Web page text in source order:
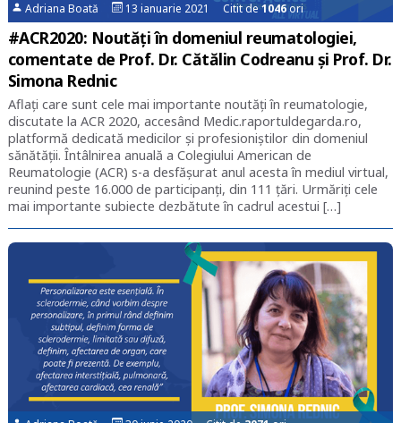
Adriana Boată 13 ianuarie 2021 Citit de1046ori
#ACR2020: Noutăți în domeniul reumatologiei,
comentate de Prof. Dr. Cătălin Codreanu și Prof. Dr.
Simona Rednic
Aflați care sunt cele mai importante noutăți în reumatologie,
discutate la ACR 2020, accesând Medic.raportuldegarda.ro,
platformă dedicată medicilor și profesioniștilor din domeniul
sănătății. Întâlnirea anuală a Colegiului American de
Reumatologie (ACR) s-a desfășurat anul acesta în mediul virtual,
reunind peste 16.000 de participanți, din 111 țări. Urmăriți cele
mai importante subiecte dezbătute în cadrul acestui […]